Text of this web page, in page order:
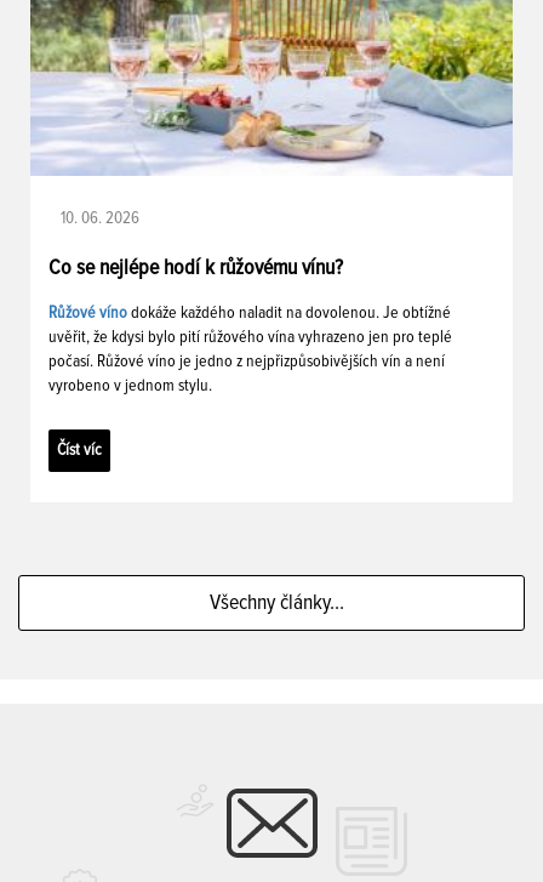
10. 06. 2026
Co se nejlépe hodí k růžovému vínu?
Růžové víno dokáže každého naladit na dovolenou. Je obtížné
uvěřit, že kdysi bylo pití růžového vína vyhrazeno jen pro teplé
počasí. Růžové víno je jedno z nejpřizpůsobivějších vín a není
vyrobeno v jednom stylu.
Číst víc
Všechny články...